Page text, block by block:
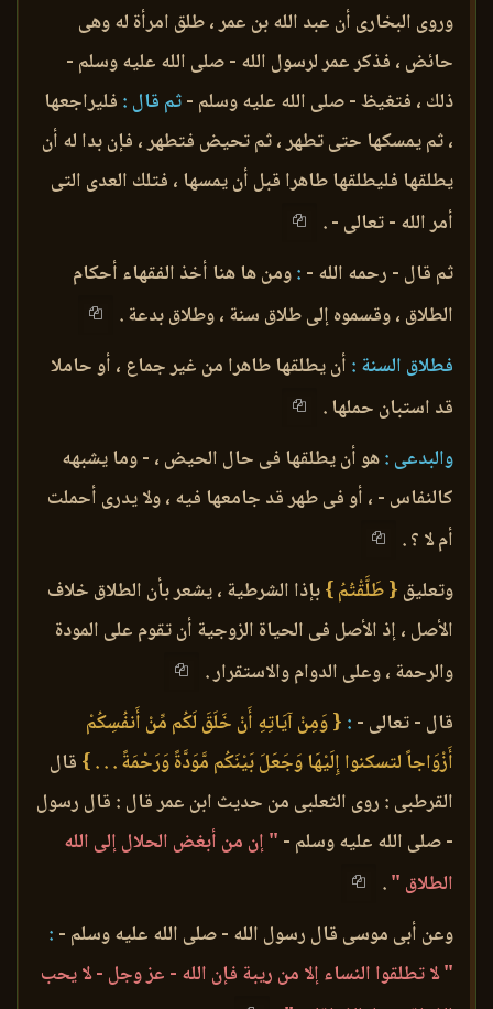
وروى البخارى أن عبد الله بن عمر ، طلق امرأة له وهى
حائض ، فذكر عمر لرسول الله - صلى الله عليه وسلم -
ذلك ، فتغيظ - صلى الله عليه وسلم -ثم قال : فليراجعها
، ثم يمسكها حتى تطهر ، ثم تحيض فتطهر ، فإن بدا له أن
يطلقها فليطلقها طاهرا قبل أن يمسها ، فتلك العدى التى
أمر الله - تعالى - .
ثم قال - رحمه الله - :ومن ها هنا أخذ الفقهاء أحكام
الطلاق ، وقسموه إلى طلاق سنة ، وطلاق بدعة .
فطلاق السنة : أن يطلقها طاهرا من غير جماع ، أو حاملا
قد استبان حملها .
والبدعى :هو أن يطلقها فى حال الحيض ، - وما يشبهه
كالنفاس - ، أو فى طهر قد جامعها فيه ، ولا يدرى أحملت
أم لا ؟ .
وتعليق { طَلَّقْتُمُ }بإذا الشرطية ، يشعر بأن الطلاق خلاف
الأصل ، إذ الأصل فى الحياة الزوجية أن تقوم على المودة
والرحمة ، وعلى الدوام والاستقرار .
قال - تعالى - : { وَمِنْ آيَاتِهِ أَنْ خَلَقَ لَكُم مِّنْ أَنفُسِكُمْ
أَزْوَاجاً لتسكنوا إِلَيْهَا وَجَعَلَ بَيْنَكُم مَّوَدَّةً وَرَحْمَةً . . . } قال
القرطبى : روى الثعلبى من حديث ابن عمر قال : قال رسول
- صلى الله عليه وسلم - " إن من أبغض الحلال إلى الله
الطلاق ".
وعن أبى موسى قال رسول الله - صلى الله عليه وسلم - :
" لا تطلقوا النساء إلا من ريبة فإن الله - عز وجل - لا يحب